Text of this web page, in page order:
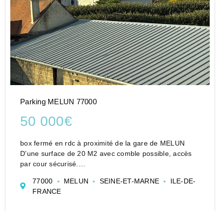
Parking MELUN 77000
50 000€
box fermé en rdc à proximité de la gare de MELUN
D'une surface de 20 M2 avec comble possible, accès
par cour sécurisé.
www.adw-immo.fr
77000 MELUN SEINE-ET-MARNE
ILE-DE-
FRANCE